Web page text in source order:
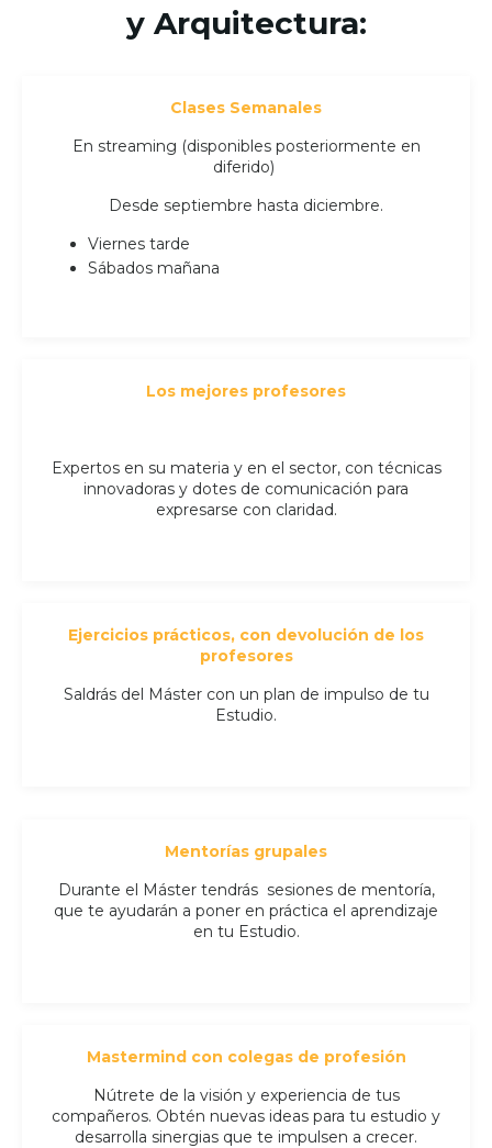
y Arquitectura:
Clases Semanales
En streaming (disponibles posteriormente en
diferido)
Desde septiembre hasta diciembre.
Viernes tarde
Sábados mañana
Los mejores profesores
Expertos en su materia y en el sector, con técnicas
innovadoras y dotes de comunicación para
expresarse con claridad.
Ejercicios prácticos, con devolución de los
profesores
Saldrás del Máster con un plan de impulso de tu
Estudio.
Mentorías grupales
Durante el Máster tendrás sesiones de mentoría,
que te ayudarán a poner en práctica el aprendizaje
en tu Estudio.
Mastermind con colegas de profesión
Nútrete de la visión y experiencia de tus
compañeros. Obtén nuevas ideas para tu estudio y
desarrolla sinergias que te impulsen a crecer.